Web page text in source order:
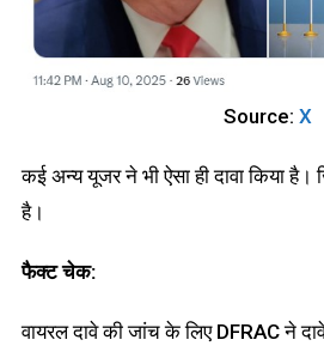
Source: X
कई अन्य यूजर ने भी ऐसा ही दावा किया
है।
फैक्ट चेक:
वायरल दावे की जांच के लिए DFRAC ने